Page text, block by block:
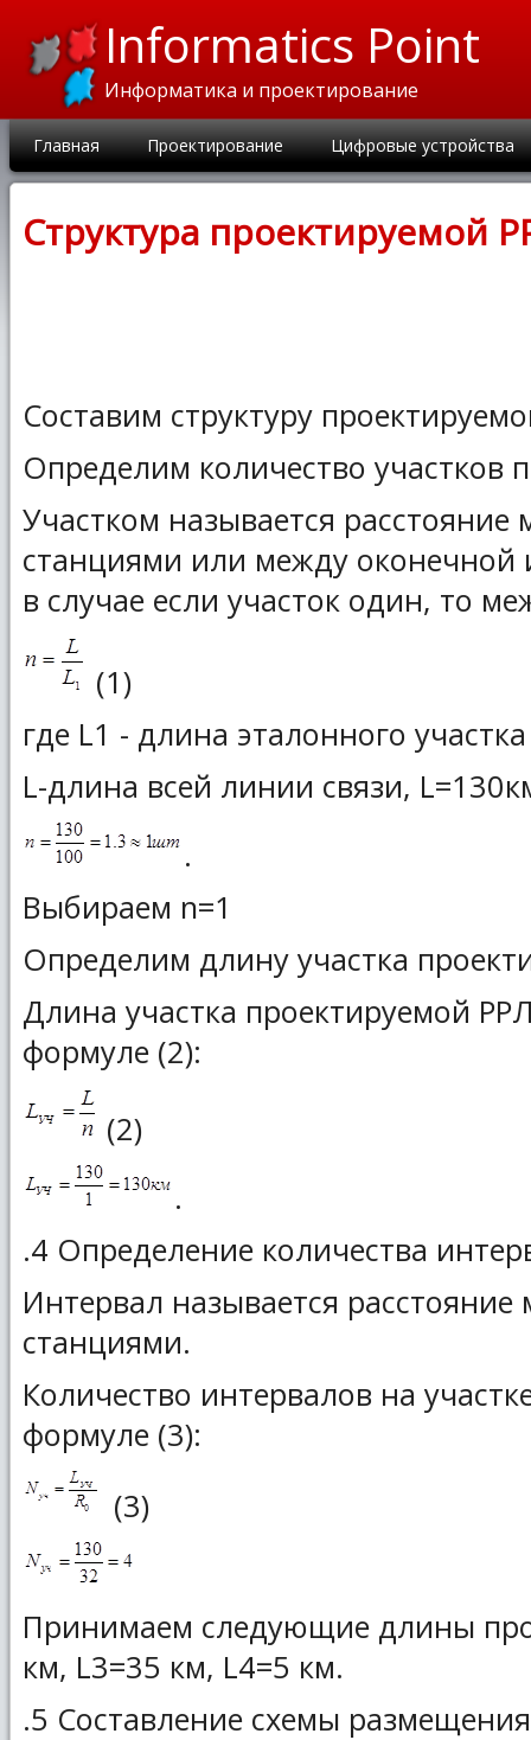
Informatics Point
Информатика и проектирование
Главная Проектирование Цифровые устройства
Структура проектируемой
Составим структуру
Определим количество участков
Участком называется
станциями или между
в случае если участок один, то
(1)
где L1 - длина эталонного
L-длина всей линии связи,
.
Выбираем n=1
Определим длину участка
Длина участка проектируемой
формуле (2):
(2)
.
.4 Определение количества
Интервал называется
станциями.
Количество интервалов на
формуле (3):
(3)
Принимаем следующие длины
км, L3=35 км, L4=5 км.
.5 Составление схемы